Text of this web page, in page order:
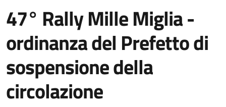
47° Rally Mille Miglia -
ordinanza del Prefetto di
sospensione della
circolazione